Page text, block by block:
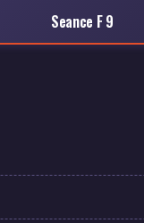
Seance F 9